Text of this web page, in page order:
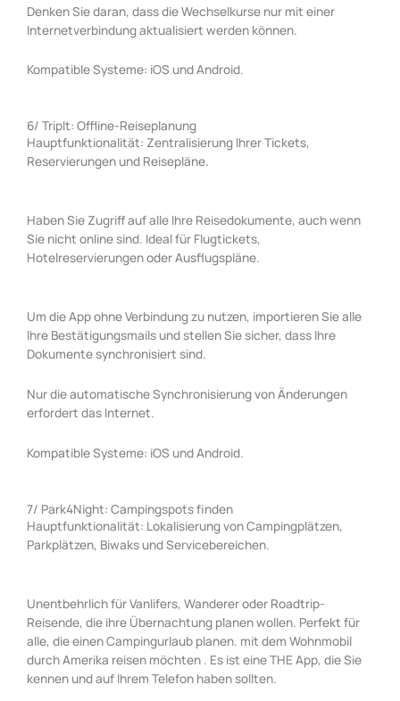
Denken Sie daran, dass die Wechselkurse nur mit einer
Internetverbindung aktualisiert werden können.
Kompatible Systeme: iOS und Android.
6/ TripIt: Offline-Reiseplanung
Hauptfunktionalität: Zentralisierung Ihrer Tickets,
Reservierungen und Reisepläne.
Haben Sie Zugriff auf alle Ihre Reisedokumente, auch wenn
Sie nicht online sind. Ideal für Flugtickets,
Hotelreservierungen oder Ausflugspläne.
Um die App ohne Verbindung zu nutzen, importieren Sie alle
Ihre Bestätigungsmails und stellen Sie sicher, dass Ihre
Dokumente synchronisiert sind.
Nur die automatische Synchronisierung von Änderungen
erfordert das Internet.
Kompatible Systeme: iOS und Android.
7/ Park4Night: Campingspots finden
Hauptfunktionalität: Lokalisierung von Campingplätzen,
Parkplätzen, Biwaks und Servicebereichen.
Unentbehrlich für Vanlifers, Wanderer oder Roadtrip-
Reisende, die ihre Übernachtung planen wollen. Perfekt für
alle, die einen Campingurlaub planen. mit dem Wohnmobil
durch Amerika reisen möchten . Es ist eine THE App, die Sie
kennen und auf Ihrem Telefon haben sollten.